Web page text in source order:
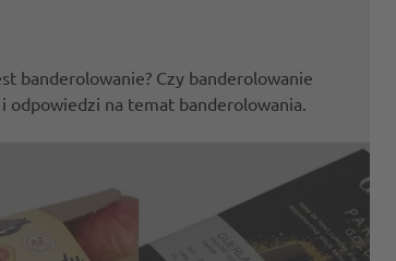
banderolowanie? Czy banderolowanie
odpowiedzi na temat banderolowania.